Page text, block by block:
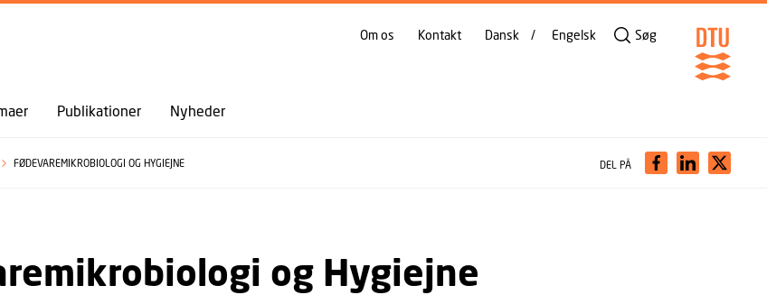
GÅ TIL PRIMÆRT INDHOLD (TRYK ENTER).
Publikationer Nyheder
Om os Kontakt Dansk Engelsk Søg
FØDEVAREMIKROBIOLOGI OG HYGIEJNE DEL PÅ
og Hygiejne